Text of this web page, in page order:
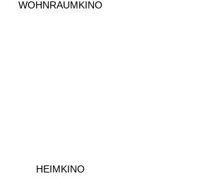
WOHNRAUMKINO
HEIMKINO